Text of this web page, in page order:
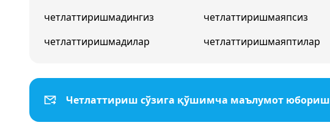
четлаттиришмадингиз
четлаттиришмадилар
четлаттиришмаяпсиз
четлаттиришмаяптилар
Четлаттириш сўзига қўшимча маълумот юбориш